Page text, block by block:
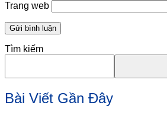
Trang web
Tìm kiếm
Bài Viết Gần Đây